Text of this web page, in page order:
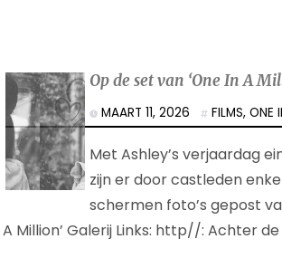
Op de set van ‘One In A
MAART 11, 2026 FILMS,ONE
Met Ashley’s verjaardag
zijn er door castleden
schermen foto’s gepost
A Million’ Galerij Links: http//: Achter